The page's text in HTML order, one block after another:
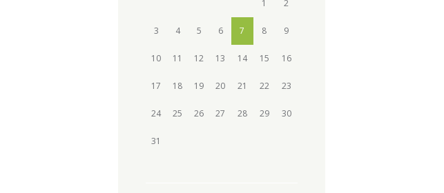
1 2
3 4 5 6 7 8 9
10 11 12 13 14 15 16
17 18 19 20 21 22 23
24 25 26 27 28 29 30
31